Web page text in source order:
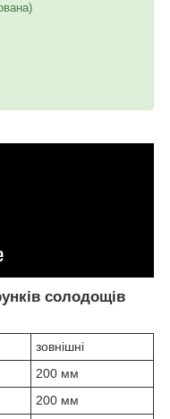
солодощів
зовнішні
200 мм
200 мм